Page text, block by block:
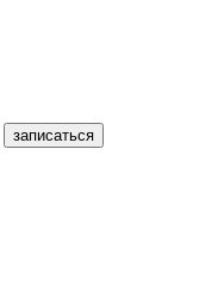
записаться